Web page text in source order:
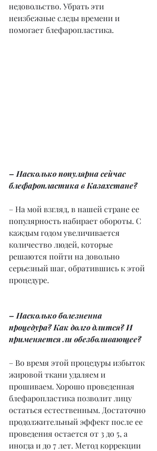
недовольство. Убрать эти
неизбежные следы времени и
помогает блефаропластика.
– Насколько популярна сейчас
блефаропластика в Казахстане?
– На мой взгляд, в нашей стране ее
популярность набирает обороты. С
каждым годом увеличивается
количество людей, которые
решаются пойти на довольно
серьезный шаг, обратившись к этой
процедуре.
– Насколько болезненна
процедура? Как долго длится? И
применяется ли обезболивающее?
– Во время этой процедуры избыток
жировой ткани удаляем и
прошиваем. Хорошо проведенная
блефаропластика позволит лицу
остаться естественным. Достаточно
продолжительный эффект после ее
проведения остается от 3 до 5, а
иногда и до 7 лет. Метод коррекции